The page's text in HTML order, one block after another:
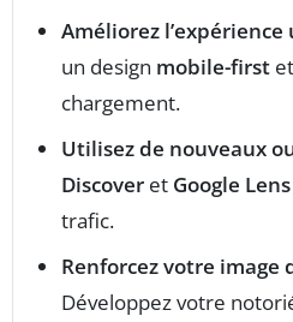
Améliorez
un design mobile-first
chargement.
Utilisez de nouveaux
Discover et Google Lens
trafic.
Renforcez votre image
Développez votre